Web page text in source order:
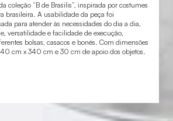
coleção “B de Brasilis”, inspirada por costumes
brasileira. A usabilidade da peça foi
para atender às necessidades do dia a dia,
versatilidade e facilidade de execução,
bolsas, casacos e bonés. Com dimensões
cm x 340 cm e 30 cm de apoio dos objetos.